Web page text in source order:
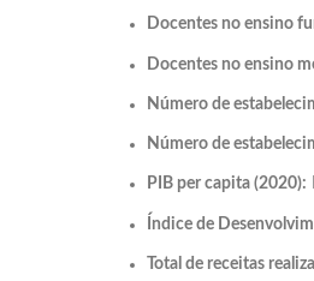
Docentes no ensino
Docentes no ensino
Número de
Número de
PIB per capita (2020):
Índice de
Total de receitas